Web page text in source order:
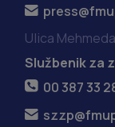
Ulica
Službenik za
00 387 33